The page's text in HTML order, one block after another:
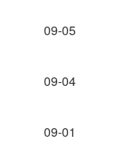
09-05
09-04
09-01